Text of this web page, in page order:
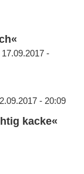
-
- 20:09
kacke«